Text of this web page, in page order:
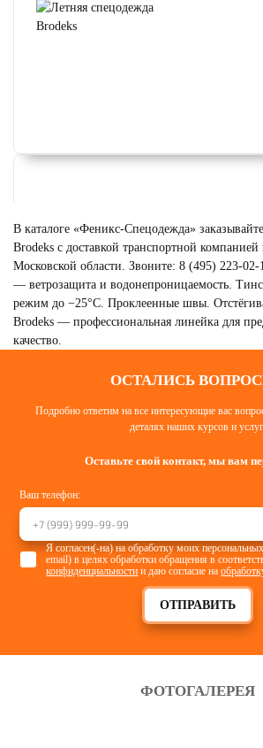
Смотреть
В каталоге «Феникс-Спецодежда»
Brodeks с доставкой транспортной
Московской области. Звоните: 8 (495) 223-
— ветрозащита и водонепроницаемость.
режим до −25°C. Проклеенные швы.
Brodeks — профессиональная линейка для
качество.
ОСТАЛИСЬ
Подробно ответим на все интересующие вас
деталях наших курсов и
Оставьте свой контакт, мы вам
Ваш телефон:
ОТПРАВИТЬ
Я согласен(-на) на обработку моих
email) в целях обработки обращения в
конфиденциальности и даю согласие на
ФОТОГАЛЕРЕЯ